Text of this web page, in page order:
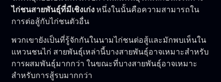
ไก่ชนสายพันธุ์ที่มีเชิงเก่งหนึ่งในนั้นคือความสามารถใน
การต่อสู้กับไก่ชนตัวอื่น
พวกเขายังเป็นที่รู้จักกันในนามไก่ชนต่อสู้และมักพบเห็นใน
แหวนชนไก่ สายพันธุ์เหล่านี้บางสายพันธุ์อาจเหมาะสำหรับ
การผสมพันธุ์มากกว่า ในขณะที่บางสายพันธุ์อาจเหมาะ
สำหรับการสู้รบมากกว่า